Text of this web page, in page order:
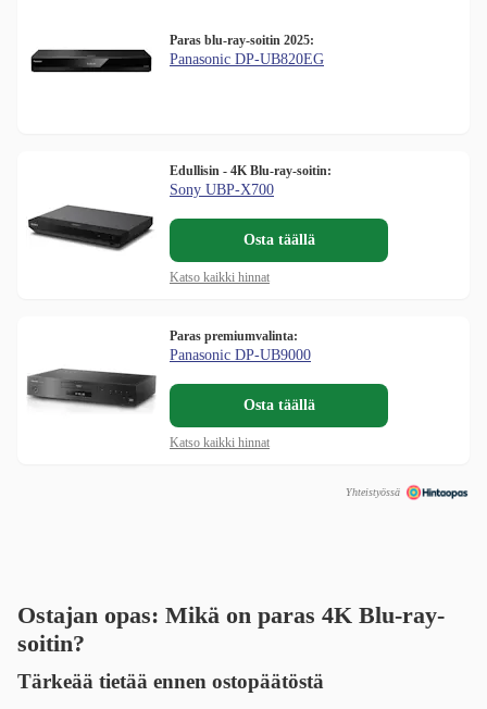
Paras blu-ray-soitin 2025:
Panasonic DP-UB820EG
Edullisin - 4K Blu-ray-soitin:
Sony UBP-X700
Osta täällä
Katso kaikki hinnat
Paras premiumvalinta:
Panasonic DP-UB9000
Osta täällä
Katso kaikki hinnat
Yhteistyössä
Ostajan opas: Mikä on paras 4K Blu-ray-
soitin?
Tärkeää tietää ennen ostopäätöstä